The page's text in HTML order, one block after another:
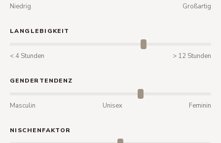
Niedrig Großartig
LANGLEBIGKEIT
< 4 Stunden > 12 Stunden
GENDERTENDENZ
Masculin Unisex Feminin
NISCHENFAKTOR